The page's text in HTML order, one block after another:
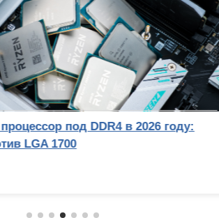
под DDR4 в 2026 году:
LGA 1700